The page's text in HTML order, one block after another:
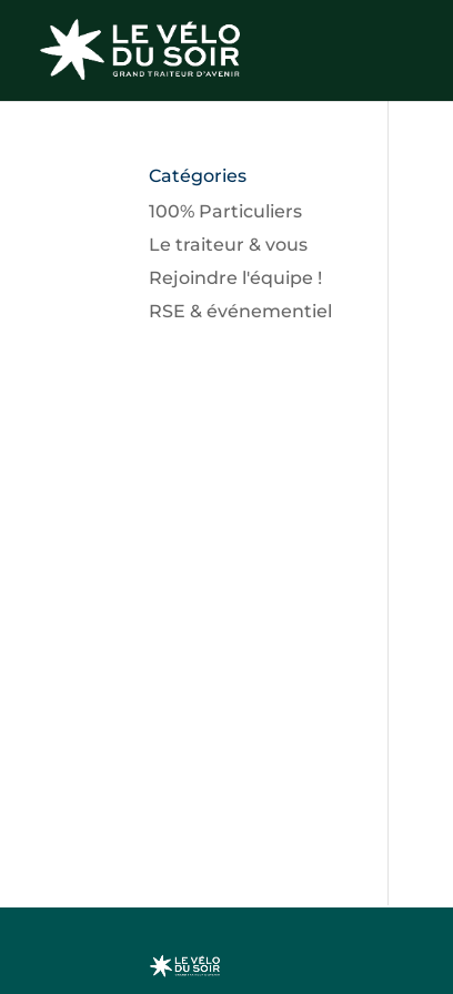
Catégories
100% Particuliers
Le traiteur & vous
Rejoindre l'équipe !
RSE & événementiel